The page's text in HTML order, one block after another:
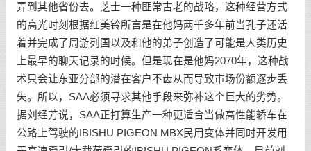
弄到其他省份去。芝士一种匪常古老的战略，这种经营方式
的高光时刻根据红美铃所言是在他妈两千多年前当孔子还活
着并完成了周游列国以及和他的弟子创造了可能是人类历史
上最早的聊天记录的时候。但是现在是他妈2070年，这种战
术只会让东亚分部的潜在客户不齿从而导致市场份额逐步丢
失。所以，SAA必须寻求其他手段来弥补这个巨大的劣势。
据刘经芳说，SAA正打算生产一种更适合当做高性能轿车在
公路上驾驶的IBISHU PIGEON MBX民用变体并同时开发用